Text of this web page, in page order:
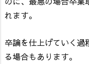
れます。
卒論を仕上げていく過
る場合もあります。